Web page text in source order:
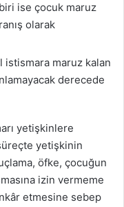
ise çocuk maruz
olarak
istismara maruz kalan
derecede
yetişkinlere
yetişkinin
öfke, çocuğun
izin vermeme
etmesine sebep